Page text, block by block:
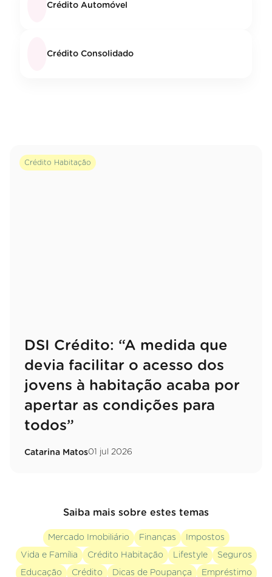
Crédito Automóvel
Crédito Consolidado
Crédito Habitação
DSI Crédito: “A medida que
devia facilitar o acesso dos
jovens à habitação acaba por
apertar as condições para
todos”
Catarina Matos01 jul 2026
Saiba mais sobre estes temas
Mercado Imobiliário Finanças Impostos
Vida e Família Crédito Habitação Lifestyle Seguros
Educação Crédito Dicas de Poupança Empréstimo